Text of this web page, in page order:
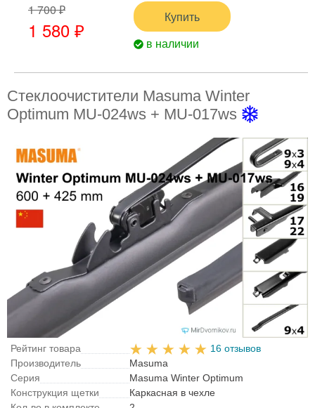
1 700 ₽
1 580 ₽
Купить
в наличии
Стеклоочистители Masuma Winter
Optimum MU-024ws + MU-017ws
Рейтинг товара
16 отзывов
Производитель
Masuma
Серия
Masuma Winter Optimum
Конструкция щетки
Каркасная в чехле